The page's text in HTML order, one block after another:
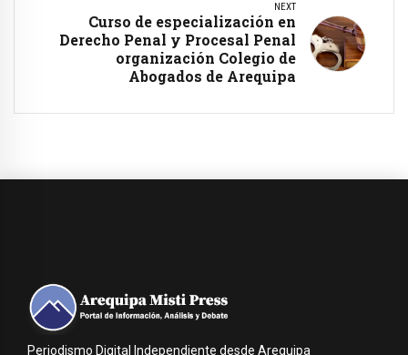
NEXT
Curso de especialización en
Derecho Penal y Procesal Penal
organización Colegio de
Abogados de Arequipa
Periodismo Digital Independiente desde Arequipa